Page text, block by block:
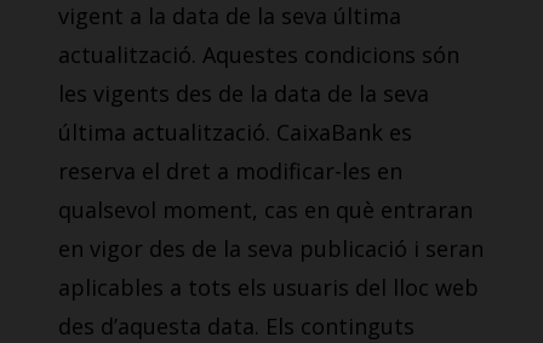
vigent a la data de la seva última
actualització. Aquestes condicions són
les vigents des de la data de la seva
última actualització. CaixaBank es
reserva el dret a modificar-les en
qualsevol moment, cas en què entraran
en vigor des de la seva publicació i seran
aplicables a tots els usuaris del lloc web
des d’aquesta data. Els continguts